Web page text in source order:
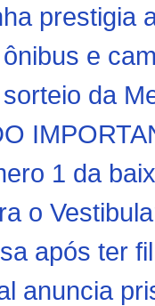
prestigia
e
da
1 da
o
após ter
anuncia